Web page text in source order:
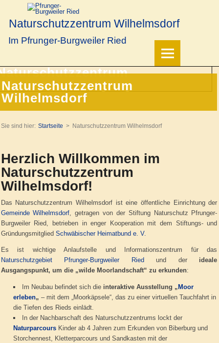
Naturschutzzentrum Wilhelmsdorf
Im Pfrunger-Burgweiler Ried
Naturschutzzentrum
Wilhelmsdorf
Sie sind hier: Startseite Naturschutzzentrum Wilhelmsdorf
Herzlich Willkommen im
Naturschutzzentrum
Wilhelmsdorf!
Das Naturschutzzentrum Wilhelmsdorf ist eine öffentliche Einrichtung der
Gemeinde Wilhelmsdorf , getragen von der Stiftung Naturschutz Pfrunger-
Burgweiler Ried, betrieben in enger Kooperation mit dem Stiftungs- und
Gründungsmitglied Schwäbischer Heimatbund e. V.
Es ist wichtige Anlaufstelle und Informationszentrum für das
Naturschutzgebiet Pfrunger-Burgweiler Ried und der ideale
Ausgangspunkt, um die „wilde Moorlandschaft“ zu erkunden:
Im Neubau befindet sich dieinteraktive Ausstellung „ Moor
erleben„ – mit dem „Moorkäpsele“, das zu einer virtuellen Tauchfahrt in
die Tiefen des Rieds einlädt.
In der Nachbarschaft des Naturschutzzentrums lockt der
Naturparcours Kinder ab 4 Jahren zum Erkunden von Biberburg und
Storchennest, Kletterparcours und Sandkasten mit der